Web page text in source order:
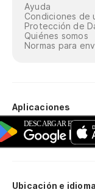
Ayuda
Condiciones de
Protección de
Quiénes somos
Normas para
Aplicaciones
Ubicación e idioma